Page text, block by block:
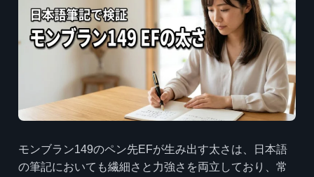
モンブラン149のペン先EFが生み出す太さは、日本語
の筆記においても繊細さと力強さを両立しており、常